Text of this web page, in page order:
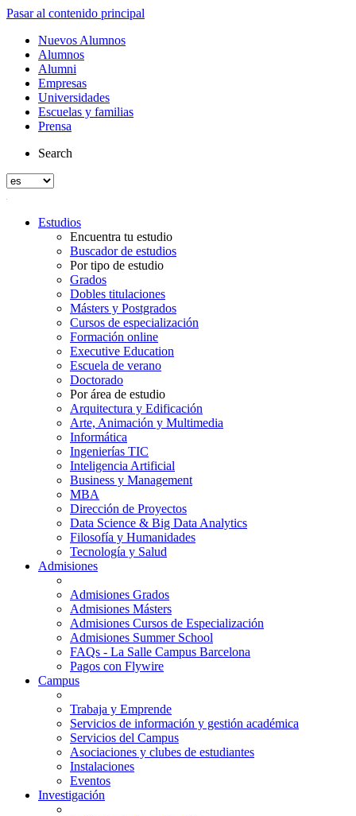
Pasar al contenido principal
Nuevos Alumnos
Alumnos
Alumni
Empresas
Universidades
Escuelas y familias
Prensa
Search
Estudios
Encuentra tu estudio
Buscador de estudios
Por tipo de estudio
Grados
Dobles titulaciones
Másters y Postgrados
Cursos de especialización
Formación online
Executive Education
Escuela de verano
Doctorado
Por área de estudio
Arquitectura y Edificación
Arte, Animación y Multimedia
Informática
Ingenierías TIC
Inteligencia Artificial
Business y Management
MBA
Dirección de Proyectos
Data Science & Big Data Analytics
Filosofía y Humanidades
Tecnología y Salud
Admisiones
Admisiones Grados
Admisiones Másters
Admisiones Cursos de Especialización
Admisiones Summer School
FAQs - La Salle Campus Barcelona
Pagos con Flywire
Campus
Trabaja y Emprende
Servicios de información y gestión académica
Servicios del Campus
Asociaciones y clubes de estudiantes
Instalaciones
Eventos
Investigación